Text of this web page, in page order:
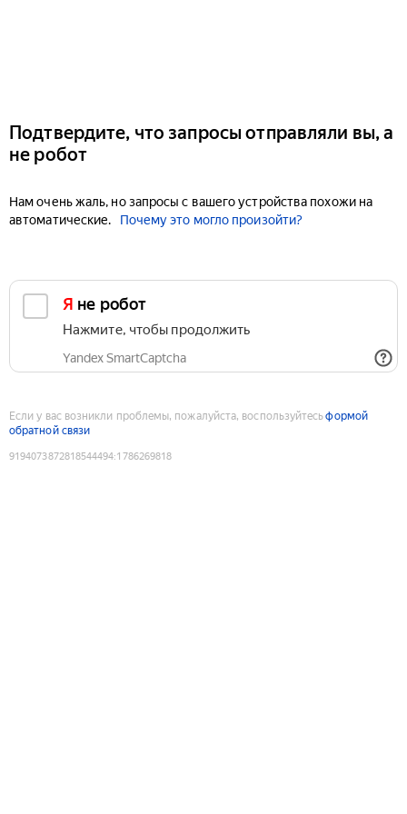
Подтвердите, что запросы отправляли вы, а
не робот
Нам очень жаль, но запросы с вашего устройства похожи на
автоматические.
Почему это могло произойти?
Я не робот
Нажмите, чтобы продолжить
Yandex SmartCaptcha
Если у вас возникли проблемы, пожалуйста, воспользуйтесьформой
обратной связи
9194073872818544494:1786269818